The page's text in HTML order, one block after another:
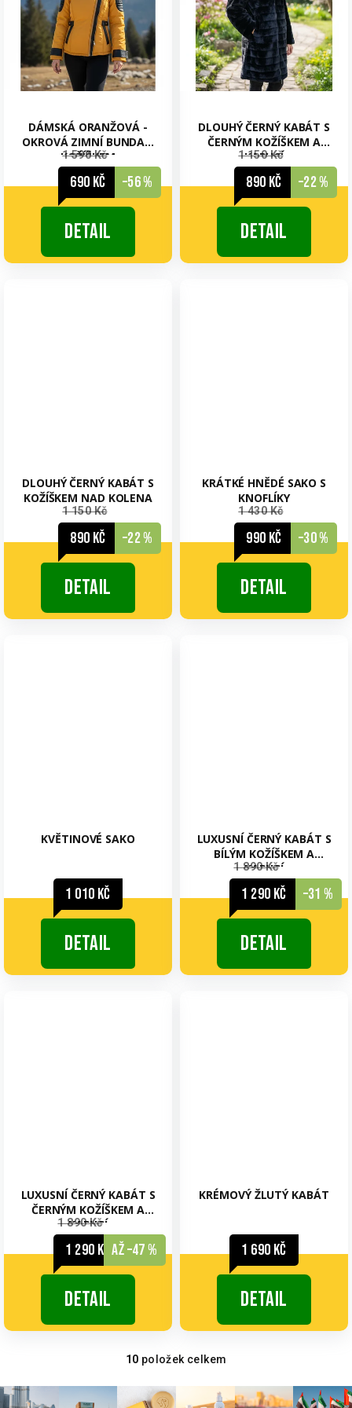
DÁMSKÁ ORANŽOVÁ -
OKROVÁ ZIMNÍ BUNDA S
KOŽÍŠKEM
690 Kč
1 590 Kč
–56 %
Detail
DLOUHÝ ČERNÝ KABÁT S
ČERNÝM KOŽÍŠKEM A
KAPUCÍ
890 Kč
1 150 Kč
–22 %
Detail
DLOUHÝ ČERNÝ KABÁT S
KOŽÍŠKEM NAD KOLENA
890 Kč
1 150 Kč
–22 %
Detail
KRÁTKÉ HNĚDÉ SAKO S
KNOFLÍKY
990 Kč
1 430 Kč
–30 %
Detail
KVĚTINOVÉ SAKO
1 010 Kč
Detail
LUXUSNÍ ČERNÝ KABÁT S
BÍLÝM KOŽÍŠKEM A
KAPUCÍ
1 290 Kč
1 890 Kč
–31 %
Detail
LUXUSNÍ ČERNÝ KABÁT S
ČERNÝM KOŽÍŠKEM A
KAPUCÍ
1 290 Kč
1 890 Kč
až –47 %
Detail
KRÉMOVÝ ŽLUTÝ KABÁT
1 690 Kč
Detail
O
v
l
10 položek celkem